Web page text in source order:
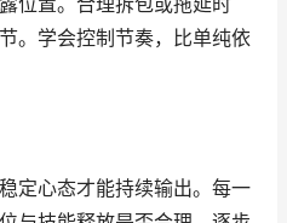
。学会控制节奏，比单纯依
定心态才能持续输出。每一